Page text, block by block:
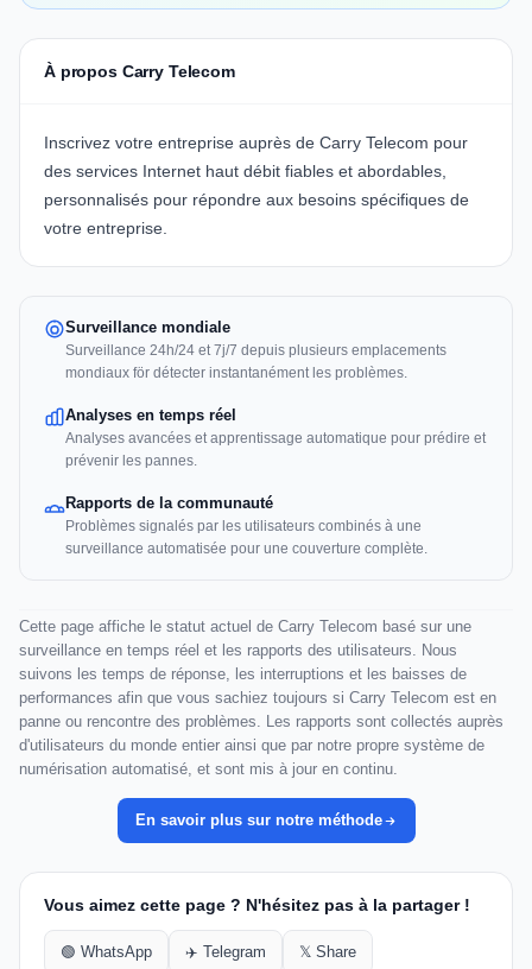
À propos Carry Telecom
Inscrivez votre entreprise auprès de Carry Telecom pour
des services Internet haut débit fiables et abordables,
personnalisés pour répondre aux besoins spécifiques de
votre entreprise.
Surveillance mondiale
Surveillance 24h/24 et 7j/7 depuis plusieurs emplacements
mondiaux för détecter instantanément les problèmes.
Analyses en temps réel
Analyses avancées et apprentissage automatique pour prédire et
prévenir les pannes.
Rapports de la communauté
Problèmes signalés par les utilisateurs combinés à une
surveillance automatisée pour une couverture complète.
Cette page affiche le statut actuel de Carry Telecom basé sur une
surveillance en temps réel et les rapports des utilisateurs. Nous
suivons les temps de réponse, les interruptions et les baisses de
performances afin que vous sachiez toujours si Carry Telecom est en
panne ou rencontre des problèmes. Les rapports sont collectés auprès
d'utilisateurs du monde entier ainsi que par notre propre système de
numérisation automatisé, et sont mis à jour en continu.
En savoir plus sur notre méthode
Vous aimez cette page ? N'hésitez pas à la partager !
🟢 WhatsApp ✈️ Telegram 𝕏 Share